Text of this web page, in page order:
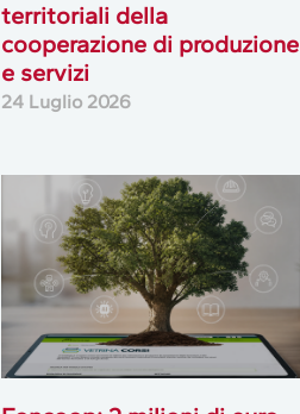
territoriali della
cooperazione di produzione
e servizi
24 Luglio 2026